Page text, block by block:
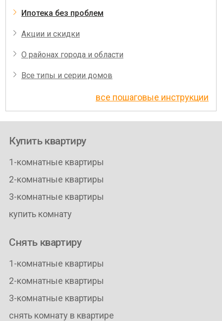
Ипотека без проблем
Акции и скидки
О районах города и области
Все типы и серии домов
все пошаговые инструкции
Купить квартиру
1-комнатные квартиры
2-комнатные квартиры
3-комнатные квартиры
купить комнату
Снять квартиру
1-комнатные квартиры
2-комнатные квартиры
3-комнатные квартиры
снять комнату в квартире